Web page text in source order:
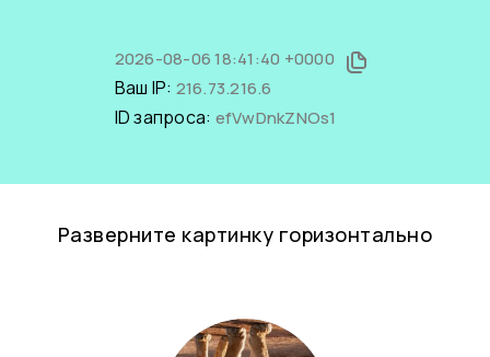
2026-08-06 18:41:40 +0000
Ваш IP: 216.73.216.6
ID запроса: efVwDnkZNOs1
Разверните картинку горизонтально